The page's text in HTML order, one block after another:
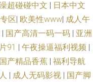
超碰碰中文 | 日本中文
区| 欧美性www| 成人午
| 国产高清一码一码 | 亚洲
91 | 午夜操逼福利视频 |
国产精品香蕉 | 福利导航
| 成人无码影视 | 国产脚